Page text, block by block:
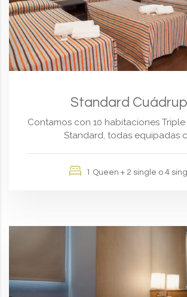
Standard
Contamos con 10 habitaciones
Standard, todas equipadas
1 Queen + 2 single o 4